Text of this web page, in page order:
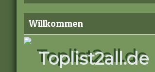
Willkommen
Toplist2all.de